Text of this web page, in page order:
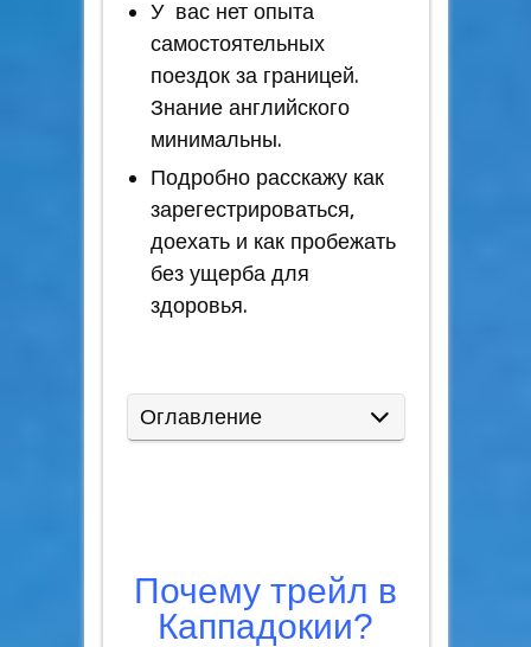
У вас нет опыта
самостоятельных
поездок за границей.
Знание английского
минимальны.
Подробно расскажу как
зарегестрироваться,
доехать и как пробежать
без ущерба для
здоровья.
Оглавление
Почему трейл в
Каппадокии?